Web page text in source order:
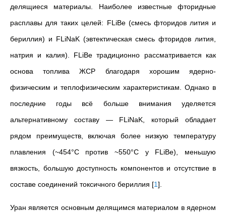
делящиеся материалы. Наиболее известные фторидные
расплавы для таких целей: FLiBe (смесь фторидов лития и
бериллия) и FLiNaK (эвтектическая смесь фторидов лития,
натрия и калия). FLiBe традиционно рассматривается как
основа топлива ЖСР благодаря хорошим ядерно-
физическим и теплофизическим характеристикам. Однако в
последние годы всё больше внимания уделяется
альтернативному составу — FLiNaK, который обладает
рядом преимуществ, включая более низкую температуру
плавления (~454°C против ~550°C у FLiBe), меньшую
вязкость, большую доступность компонентов и отсутствие в
составе соединений токсичного бериллия [1]
Уран является основным делящимся материалом в ядерном